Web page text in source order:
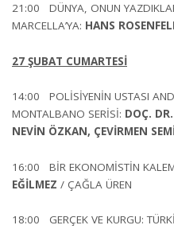
21:00 DÜNYA, ONUN
MARCELLA’YA: HANS
27 ŞUBAT CUMARTESİ
14:00 POLİSİYENİN USTASI
MONTALBANO SERİSİ: DOÇ.
NEVİN ÖZKAN, ÇEVİRMEN
16:00 BİR EKONOMİSTİN
EĞİLMEZ / ÇAĞLA ÜREN
18:00 GERÇEK VE KURGU: